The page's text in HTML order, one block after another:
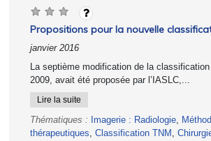
Propositions pour la nouvelle
janvier 2016
La septième modification de la
2009, avait été proposée par l’IASLC,...
Lire la suite
Thématiques : Imagerie : Radiologie,
thérapeutiques, Classification TNM ,